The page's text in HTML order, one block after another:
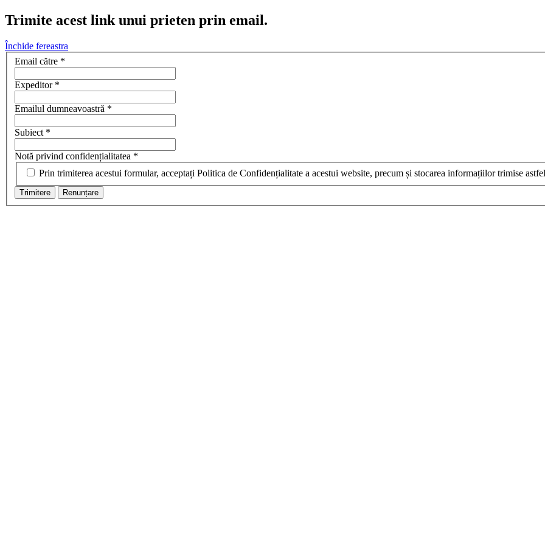
Trimite acest link unui prieten prin email.
Închide fereastra
Email către *
Expeditor*
Emailul dumneavoastră *
Subiect*
Notă privind confidențialitatea *
Prin trimiterea acestui formular, acceptați Politica de Confidențialitate a acestui website, precum și stocarea informațiilor trimise
Trimitere Renunțare